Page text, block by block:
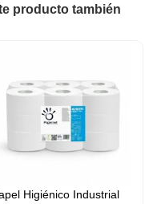
producto también
Higiénico Industrial